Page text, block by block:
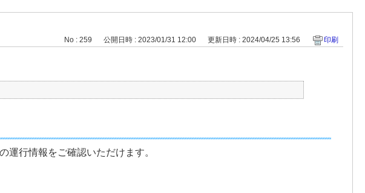
No : 259 公開日時 : 2023/01/31 12:00 更新日時 : 2024/04/25 13:56 印刷
運行情報をご確認いただけます。